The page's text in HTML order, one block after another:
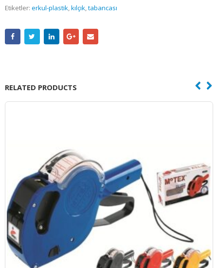
Etiketler: erkul-plastik,kılçık,tabancası
RELATED PRODUCTS